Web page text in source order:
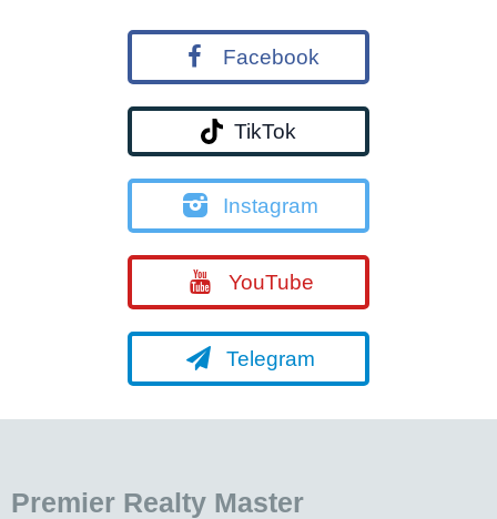
Facebook
TikTok
Instagram
YouTube
Telegram
Premier Realty Master